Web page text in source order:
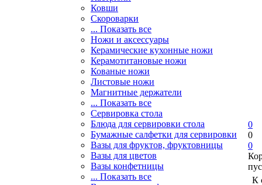
Ковши
Скороварки
... Показать все
Ножи и аксессуары
Керамические кухонные ножи
Керамотитановые ножи
Кованые ножи
Листовые ножи
Магнитные держатели
... Показать все
Сервировка стола
Блюда для сервировки стола
Бумажные салфетки для сервировки
Вазы для фруктов, фруктовницы
Вазы для цветов
Вазы конфетницы
... Показать все
0
0
0
К